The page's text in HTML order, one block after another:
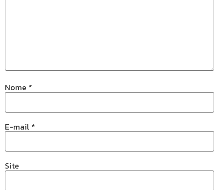
Nome *
E-mail *
Site